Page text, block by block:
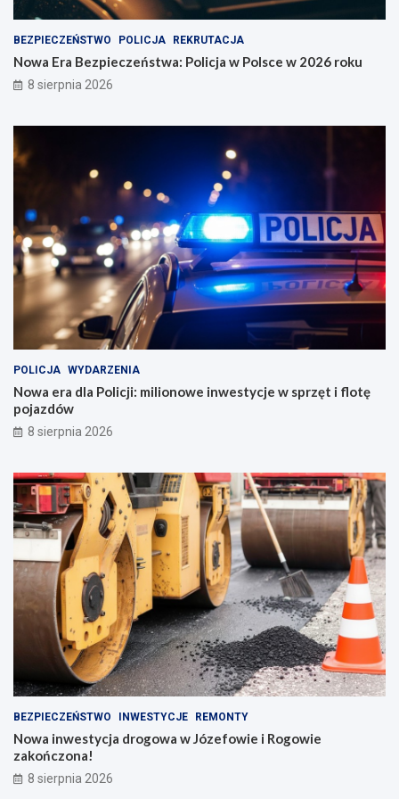
a
w
Ł
o
d
2
6
r
o
k
BEZPIECZEŃSTWO POLICJA REKRUTACJA
Nowa Era Bezpieczeństwa: Policja w Polsce w 2026 roku
8 sierpnia 2026
POLICJA WYDARZENIA
Nowa era dla Policji: milionowe inwestycje w sprzęt i flotę
pojazdów
8 sierpnia 2026
BEZPIECZEŃSTWO INWESTYCJE REMONTY
Nowa inwestycja drogowa w Józefowie i Rogowie
zakończona!
8 sierpnia 2026